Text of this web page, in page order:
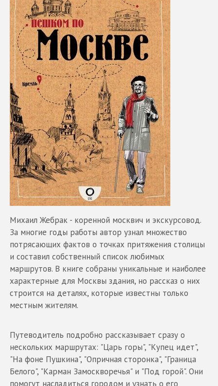
Михаил Жебрак - коренной москвич и экскурсовод.
За многие годы работы автор узнал множество
потрясающих фактов о точках притяжения столицы
и составил собственный список любимых
маршрутов. В книге собраны уникальные и наиболее
характерные для Москвы здания, но рассказ о них
строится на деталях, которые известны только
местным жителям.
Путеводитель подробно рассказывает сразу о
нескольких маршрутах: "Царь горы", "Купец идет",
"На фоне Пушкина", "Опричная сторонка", "Граница
Белого", "Карман Замоскворечья" и "Под горой". Они
помогут насладиться городом и узнать о его